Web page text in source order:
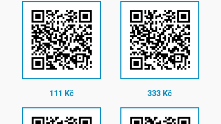
111 Kč 333 Kč